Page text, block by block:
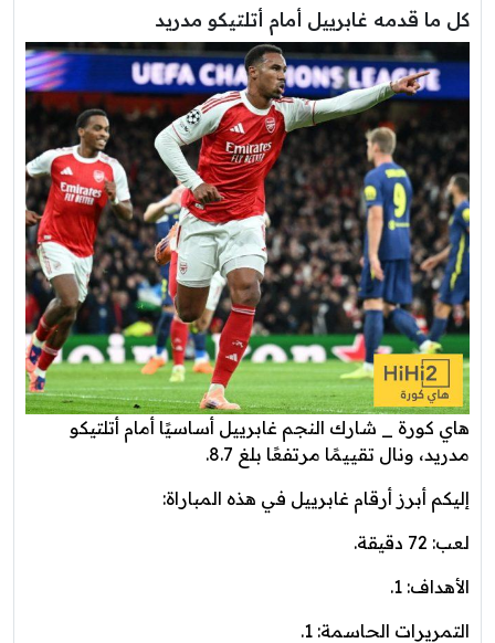
كل ما قدمه غابرييل أمام أتلتيكو مدريد
هاي كورة _ شارك النجم غابرييل أساسيًا أمام أتلتيكو
مدريد، ونال تقييمًا مرتفعًا بلغ 8.7.
إليكم أبرز أرقام غابرييل في هذه المباراة:
لعب: 72 دقيقة.
الأهداف: 1.
التمريرات الحاسمة: 1.